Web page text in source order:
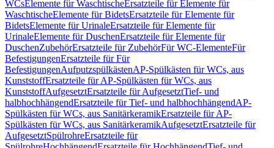
WCsElemente für WaschtischeErsatzteile für Elemente für
WaschtischeElemente für BidetsErsatzteile für Elemente für
BidetsElemente für UrinaleErsatzteile für Elemente für
UrinaleElemente für DuschenErsatzteile für Elemente für
DuschenZubehörErsatzteile für ZubehörFür WC-ElementeFür
BefestigungenErsatzteile für Für
BefestigungenAufputzspülkästenAP-Spülkästen für WCs, aus
KunststoffErsatzteile für AP-Spülkästen für WCs, aus
KunststoffAufgesetztErsatzteile für AufgesetztTief- und
halbhochhängendErsatzteile für Tief- und halbhochhängendAP-
Spülkästen für WCs, aus SanitärkeramikErsatzteile für AP-
Spülkästen für WCs, aus SanitärkeramikAufgesetztErsatzteile für
AufgesetztSpülrohreErsatzteile für